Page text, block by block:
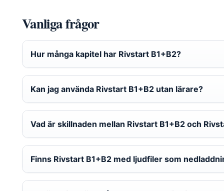
Vanliga frågor
Hur många kapitel har Rivstart B1+B2?
Kan jag använda Rivstart B1+B2 utan lärare?
Vad är skillnaden mellan Rivstart B1+B2 och
Finns Rivstart B1+B2 med ljudfiler som